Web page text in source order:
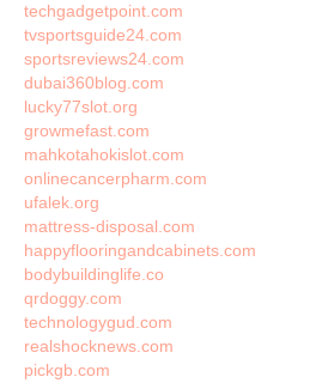
techgadgetpoint.com
tvsportsguide24.com
sportsreviews24.com
dubai360blog.com
lucky77slot.org
growmefast.com
mahkotahokislot.com
onlinecancerpharm.com
ufalek.org
mattress-disposal.com
happyflooringandcabinets.com
bodybuildinglife.co
qrdoggy.com
technologygud.com
realshocknews.com
pickgb.com